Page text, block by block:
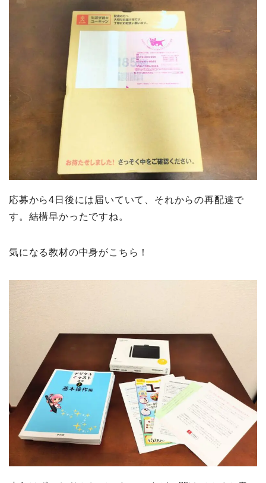
応募から4日後には届いていて、それからの再配達で
す。結構早かったですね。
気になる教材の中身がこちら！